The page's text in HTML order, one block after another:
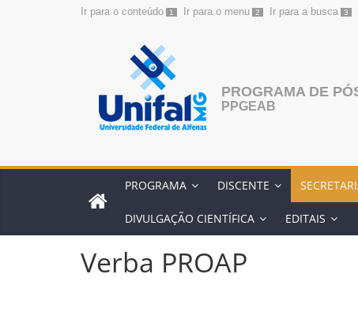
Ir para o conteúdo 1 Ir para o menu 2 Ir para a busca 3
PROGRAMA DE
PPGEAB
PROGRAMA DISCENTE
DIVULGAÇÃO CIENTÍFICA EDITAIS
Verba PROAP